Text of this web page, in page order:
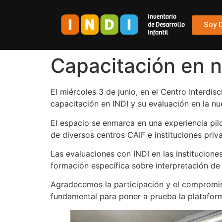
Soy
Capacitación en
El miércoles 3 de junio, en el Centro
capacitación en INDI y su evaluación en la
El espacio se enmarca en una experiencia
de diversos centros CAIF e instituciones
Las evaluaciones con INDI en las
formación específica sobre interpretación
Agradecemos la participación y el
fundamental para poner a prueba la